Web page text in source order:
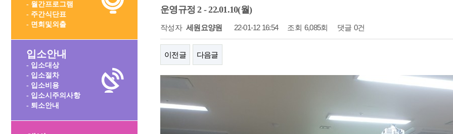
- 월간프로그램
- 주간식단표
- 면회및외출
입소안내
- 입소대상
- 입소절차
- 입소비용
- 입소시주의사항
- 퇴소안내
운영규정 2 - 22.01.10(월)
작성자 세원요양원 22-01-12 16:54 조회 6,085회 댓글 0건
이전글 다음글